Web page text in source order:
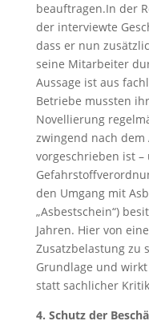
beauftragen.In der
der interviewte
dass er nun
seine Mitarbeiter
Aussage ist aus
Betriebe mussten
Novellierung
zwingend nach dem
vorgeschrieben ist
den Umgang mit
„Asbestschein“)
Jahren. Hier von
Zusatzbelastung zu
Grundlage und
statt sachlicher
4. Schutz der